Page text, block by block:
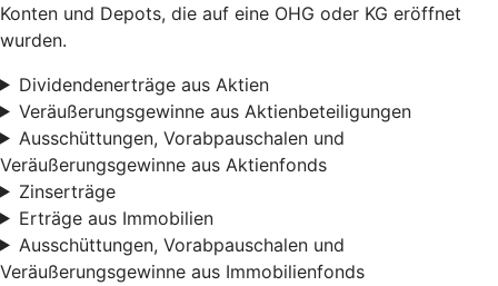
Konten und Depots, die auf eine OHG oder KG eröffnet
wurden.
Dividendenerträge aus Aktien
Veräußerungsgewinne aus Aktienbeteiligungen
Ausschüttungen, Vorabpauschalen und
Veräußerungsgewinne aus Aktienfonds
Zinserträge
Erträge aus Immobilien
Ausschüttungen, Vorabpauschalen und
Veräußerungsgewinne aus Immobilienfonds